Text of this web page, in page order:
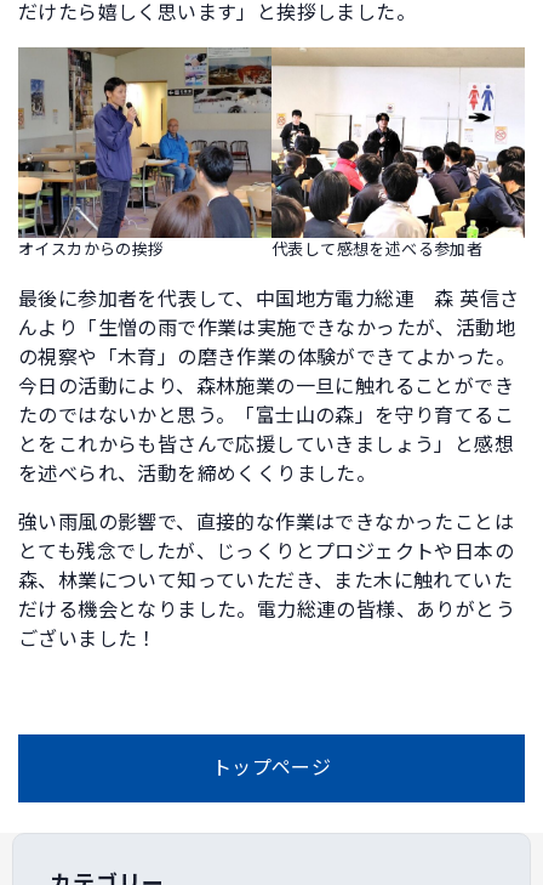
だけたら嬉しく思います」と挨拶しました。
オイスカからの挨拶 代表して感想を述べる参加者
最後に参加者を代表して、中国地方電力総連 森 英信さ
んより「生憎の雨で作業は実施できなかったが、活動地
の視察や「木育」の磨き作業の体験ができてよかった。
今日の活動により、森林施業の一旦に触れることができ
たのではないかと思う。「富士山の森」を守り育てるこ
とをこれからも皆さんで応援していきましょう」と感想
を述べられ、活動を締めくくりました。
強い雨風の影響で、直接的な作業はできなかったことは
とても残念でしたが、じっくりとプロジェクトや日本の
森、林業について知っていただき、また木に触れていた
だける機会となりました。電力総連の皆様、ありがとう
ございました！
トップページ